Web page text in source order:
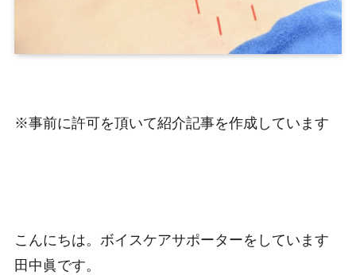
※事前に許可を頂いて紹介記事を作成しています
こんにちは。ボイスケアサポーターをしています
田中眞です。